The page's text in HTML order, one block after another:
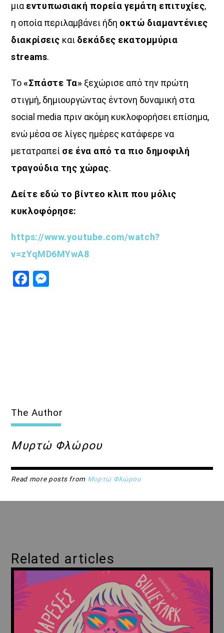
μια εντυπωσιακή πορεία γεμάτη επιτυχίες,
η οποία περιλαμβάνει ήδη οκτώ διαμαντένιες
διακρίσεις και δεκάδες εκατομμύρια
streams.
Το«Σπάστε Τα» ξεχώρισε από την πρώτη
στιγμή, δημιουργώντας έντονη δυναμική στα
social media πριν ακόμη κυκλοφορήσει επίσημα,
ενώ μέσα σε λίγες ημέρες κατάφερε να
μετατραπεί σε ένα από τα πιο δημοφιλή
τραγούδια της χώρας.
Δείτε εδώ το βίντεο κλιπ που μόλις
κυκλοφόρησε:
https://www.youtube.com/watch?
v=zYqMD6MYwA8
Facebook
The Author
Μυρτώ Φλώρου
Read more posts from Μυρτώ Φλώρου
Related articles